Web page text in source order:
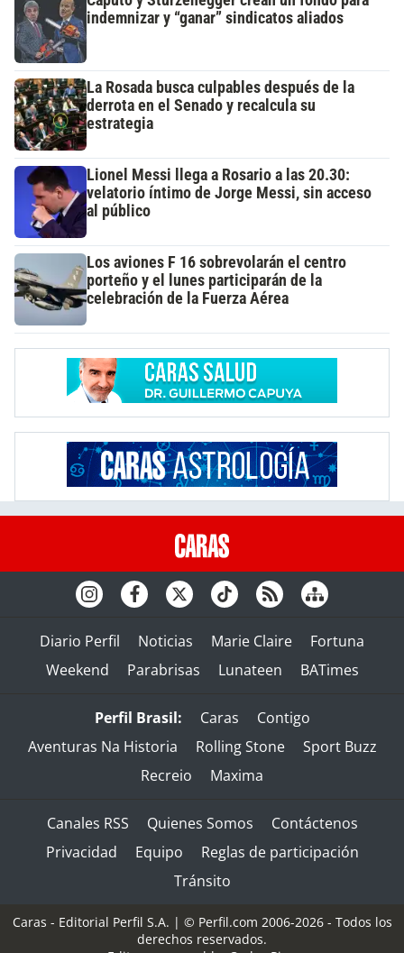
indemnizar y “ganar” sindicatos aliados
La Rosada busca culpables después de la
derrota en el Senado y recalcula su
estrategia
Lionel Messi llega a Rosario a las 20.30:
velatorio íntimo de Jorge Messi, sin acceso
al público
Los aviones F 16 sobrevolarán el centro
porteño y el lunes participarán de la
celebración de la Fuerza Aérea
Diario Perfil Noticias Marie Claire
Fortuna
Weekend
Parabrisas Lunateen BATimes
Perfil Brasil: Caras
Contigo
Aventuras Na Historia
Rolling Stone
Sport Buzz
Recreio
Maxima
Canales RSS Quienes Somos
Contáctenos
Privacidad
Equipo
Reglas de participación
Tránsito
Caras - Editorial Perfil S.A. | © Perfil.com 2006-2026 - Todos los
derechos reservados.